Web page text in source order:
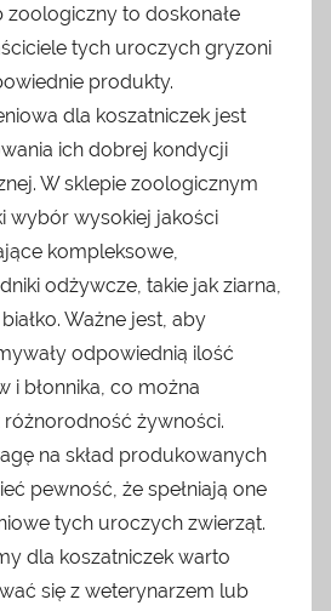
zoologiczny to doskonałe
tych uroczych gryzoni
produkty.
dla koszatniczek jest
ich dobrej kondycji
W sklepie zoologicznym
wybór wysokiej jakości
kompleksowe,
odżywcze, takie jak ziarna,
Ważne jest, aby
odpowiednią ilość
i błonnika, co można
żywności.
na skład produkowanych
pewność, że spełniają one
tych uroczych zwierząt.
dla koszatniczek warto
się z weterynarzem lub